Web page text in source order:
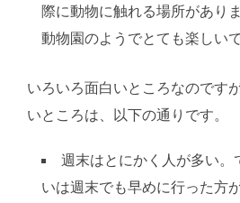
際に動物に触れる場所があり
動物園のようでとても楽しいで
いろいろ面白いところなのです
いところは、以下の通りです。
週末はとにかく人が多い。
いは週末でも早めに行った方が